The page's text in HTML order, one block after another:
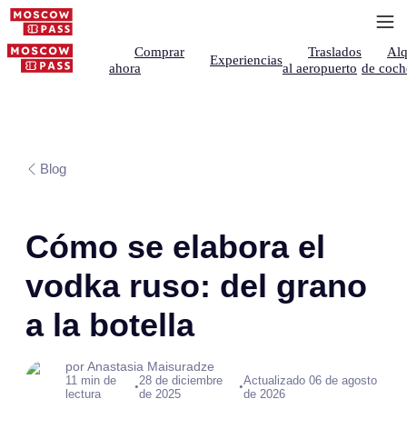
Comprar
ahora
Experiencias
Traslados
al aeropuerto de
Blog
Cómo se elabora el
vodka ruso: del grano
a la botella
por Anastasia Maisuradze
11 min de
lectura
•28 de diciembre
de 2025
•Actualizado 06 de agosto
de 2026